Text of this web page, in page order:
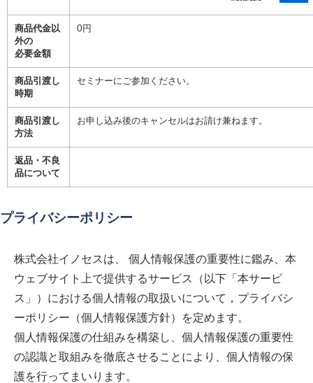
商品代金以
外の
必要金額
0円
商品引渡し
時期
セミナーにご参加ください。
商品引渡し
方法
お申し込み後のキャンセルはお請け兼ねます。
返品・不良
品について
プライバシーポリシー
株式会社イノセスは、 個人情報保護の重要性に鑑み、本
ウェブサイト上で提供するサービス（以下「本サービ
ス」）における個人情報の取扱いについて，プライバシ
ーポリシー（個人情報保護方針）を定めます。
個人情報保護の仕組みを構築し、個人情報保護の重要性
の認識と取組みを徹底させることにより、個人情報の保
護を行ってまいります。